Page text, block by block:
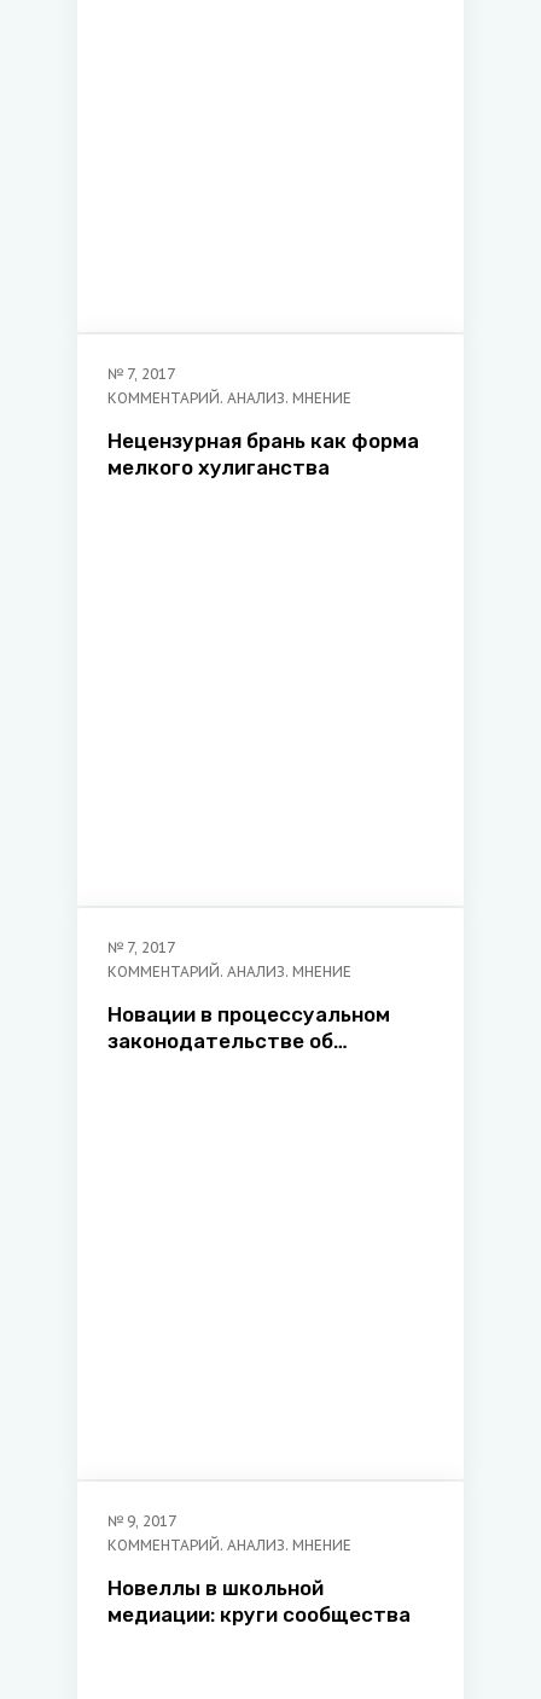
№ 7, 2017
КОММЕНТАРИЙ. АНАЛИЗ. МНЕНИЕ
Нецензурная брань как форма
мелкого хулиганства
№ 7, 2017
КОММЕНТАРИЙ. АНАЛИЗ. МНЕНИЕ
Новации в процессуальном
законодательстве об
№ 9, 2017
КОММЕНТАРИЙ. АНАЛИЗ. МНЕНИЕ
Новеллы в школьной
медиации: круги сообщества